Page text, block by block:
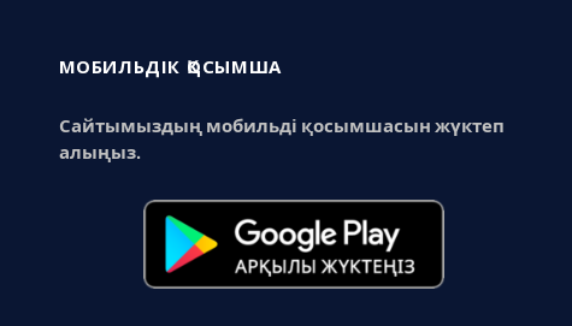
МОБИЛЬДІК ҚОСЫМША
Сайтымыздың мобильді қосымшасын жүктеп
алыңыз.